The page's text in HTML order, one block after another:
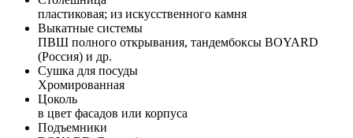
пластиковая; из искусственного камня
Выкатные системы
ПВШ полного открывания, тандембоксы BOYARD
(Россия) и др.
Сушка для посуды
Хромированная
Цоколь
в цвет фасадов или корпуса
Подъемники